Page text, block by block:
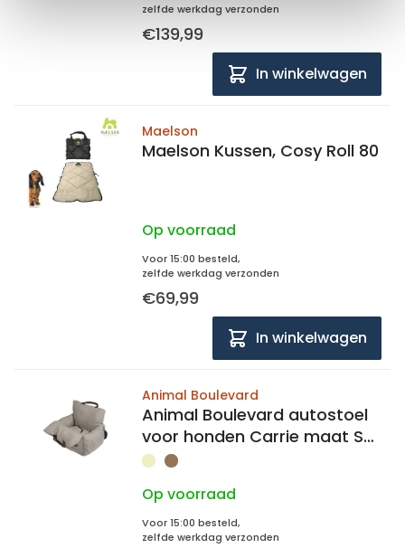
zelfde werkdag verzonden
€139,99
In winkelwagen
Maelson
Maelson Kussen, Cosy Roll 80
Op voorraad
Voor 15:00 besteld,
zelfde werkdag verzonden
€69,99
In winkelwagen
Animal Boulevard
Animal Boulevard autostoel
voor honden Carrie maat S
55x50x47cm
Op voorraad
Voor 15:00 besteld,
zelfde werkdag verzonden